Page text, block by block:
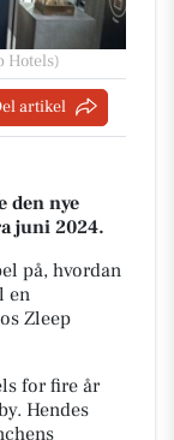
Hotels)
artikel
den nye
juni 2024.
på, hvordan
en
Zleep
for fire år
Hendes